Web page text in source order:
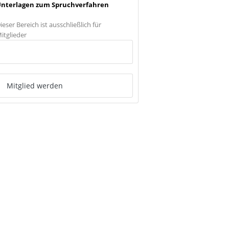
zum Spruchverfahren
Bereich ist ausschließlich für
Mitglied werden